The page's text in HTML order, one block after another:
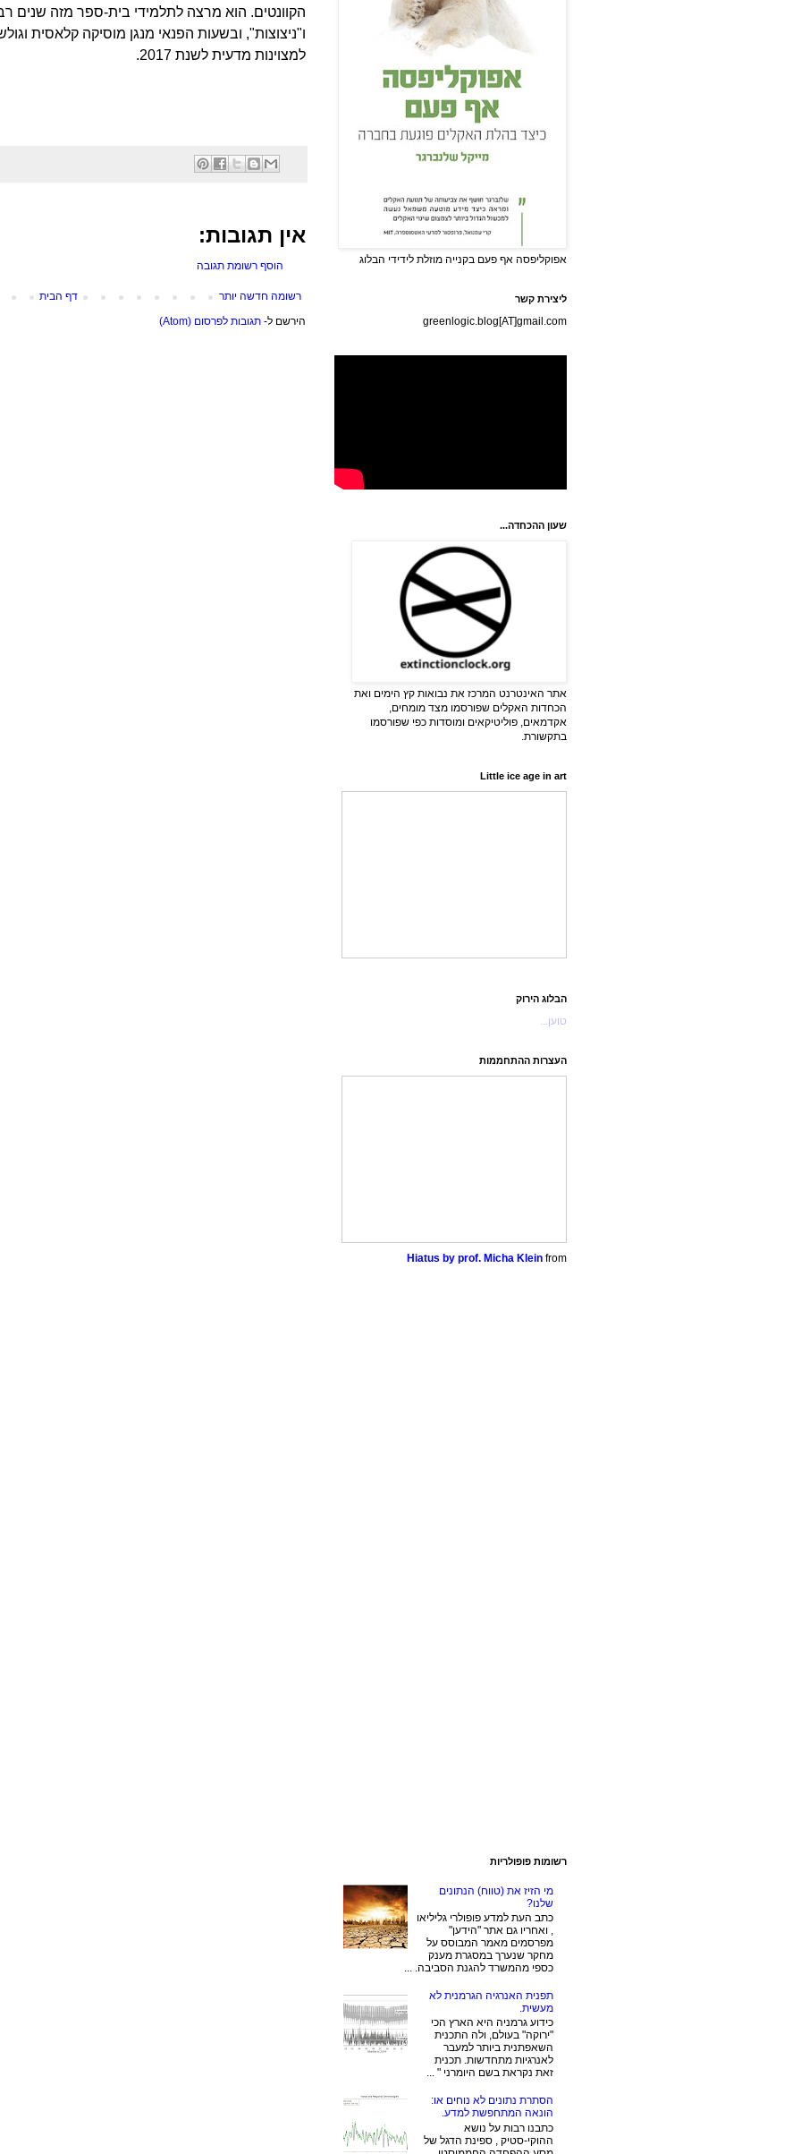
הקוונטים. הוא מרצה לתלמידי בית-ספר מזה
ו"ניצוצות", ובשעות הפנאי מנגן מוסיקה קלאסית
למצוינות מדעית לשנת 2017.
אין תגובות:
הוסף רשומת תגובה
רשומה חדשה יותר
דף הבית
הירשם ל- תגובות לפרסום (Atom)
אפוקליפסה אף פעם בקנייה מוזלת לידידי הבלוג
ליצירת קשר
greenlogic.blog[AT]gmail.com
שעון ההכחדה...
אתר האינטרנט המרכז את נבואות קץ הימים ואת
הכחדות האקלים שפורסמו מצד מומחים,
אקדמאים, פוליטיקאים ומוסדות כפי שפורסמו
בתקשורת.
Little ice age in art
הבלוג הירוק
טוען...
העצרות ההתחממות
Hiatus by prof. Micha Klein from
רשומות פופולריות
מי הזיז את (טווח) הנתונים
שלנו?
כתב העת למדע פופולרי גליליאו
, ואחריו גם אתר "הידען"
מפרסמים מאמר המבוסס על
מחקר שנערך במסגרת מענק
כספי מהמשרד להגנת הסביבה. ...
תפנית האנרגיה הגרמנית לא
מעשית.
כידוע גרמניה היא הארץ הכי
"ירוקה" בעולם, ולה התכנית
השאפתנית ביותר למעבר
לאנרגיות מתחדשות. תכנית
זאת נקראת בשם היומרני " ...
הסתרת נתונים לא נוחים או:
הונאה המתחפשת למדע.
כתבנו רבות על נושא
ההוקי-סטיק , ספינת הדגל של